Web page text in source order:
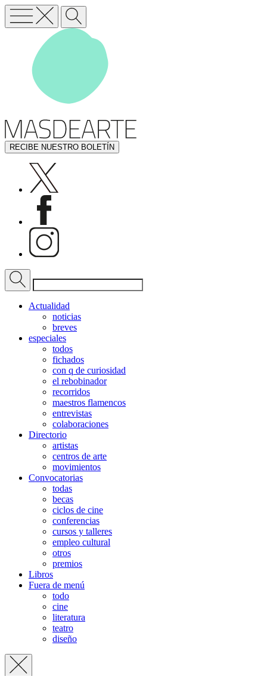
RECIBE NUESTRO BOLETÍN
Actualidad
noticias
breves
especiales
todos
fichados
con q de curiosidad
el rebobinador
recorridos
maestros flamencos
entrevistas
colaboraciones
Directorio
artistas
centros de arte
movimientos
Convocatorias
todas
becas
ciclos de cine
conferencias
cursos y talleres
empleo cultural
otros
premios
Libros
Fuera de menú
todo
cine
literatura
teatro
diseño